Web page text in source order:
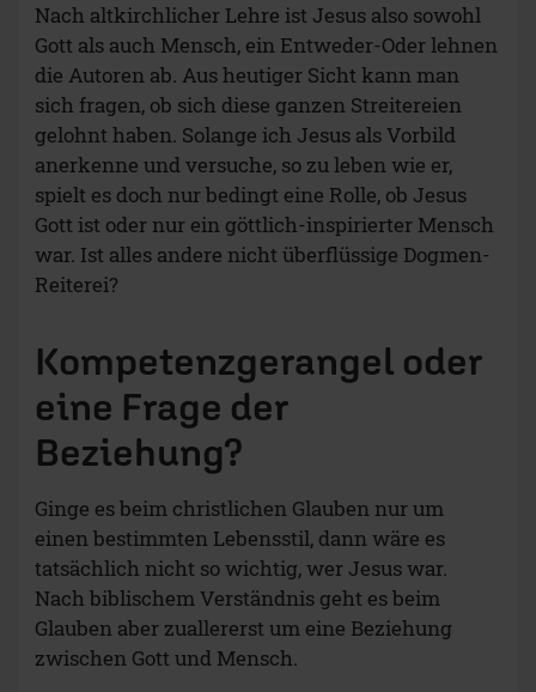
Nach altkirchlicher Lehre ist Jesus also sowohl
Gott als auch Mensch, ein Entweder-Oder lehnen
die Autoren ab. Aus heutiger Sicht kann man
sich fragen, ob sich diese ganzen Streitereien
gelohnt haben. Solange ich Jesus als Vorbild
anerkenne und versuche, so zu leben wie er,
spielt es doch nur bedingt eine Rolle, ob Jesus
Gott ist oder nur ein göttlich-inspirierter Mensch
war. Ist alles andere nicht überflüssige Dogmen-
Reiterei?
Kompetenzgerangel oder
eine Frage der
Beziehung?
Ginge es beim christlichen Glauben nur um
einen bestimmten Lebensstil, dann wäre es
tatsächlich nicht so wichtig, wer Jesus war.
Nach biblischem Verständnis geht es beim
Glauben aber zuallererst um eine Beziehung
zwischen Gott und Mensch.